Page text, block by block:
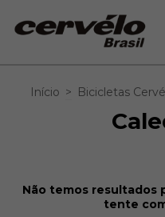
Início > Bicicletas
Não temos resultados
tente